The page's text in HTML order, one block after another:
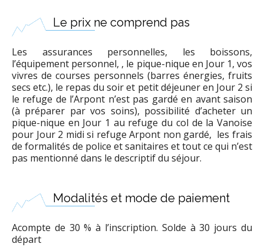
Le prix ne comprend pas
Les assurances personnelles, les boissons,
l’équipement personnel, , le pique-nique en Jour 1, vos
vivres de courses personnels (barres énergies, fruits
secs etc.), le repas du soir et petit déjeuner en Jour 2 si
le refuge de l’Arpont n’est pas gardé en avant saison
(à préparer par vos soins), possibilité d’acheter un
pique-nique en Jour 1 au refuge du col de la Vanoise
pour Jour 2 midi si refuge Arpont non gardé, les frais
de formalités de police et sanitaires et tout ce qui n’est
pas mentionné dans le descriptif du séjour.
Modalités et mode de paiement
Acompte de 30 % à l’inscription. Solde à 30 jours du
départ